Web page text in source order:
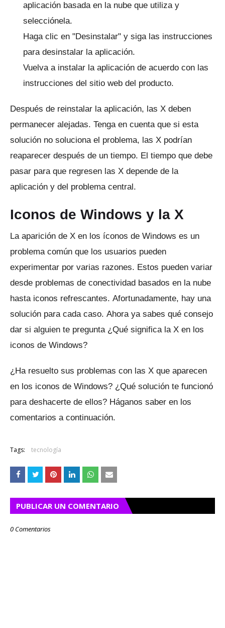
aplicación basada en la nube que utiliza y
selecciónela.
Haga clic en "Desinstalar" y siga las instrucciones
para desinstalar la aplicación.
Vuelva a instalar la aplicación de acuerdo con las
instrucciones del sitio web del producto.
Después de reinstalar la aplicación, las X deben
permanecer alejadas. Tenga en cuenta que si esta
solución no soluciona el problema, las X podrían
reaparecer después de un tiempo. El tiempo que debe
pasar para que regresen las X depende de la
aplicación y del problema central.
Iconos de Windows y la X
La aparición de X en los íconos de Windows es un
problema común que los usuarios pueden
experimentar por varias razones. Estos pueden variar
desde problemas de conectividad basados ​​en la nube
hasta iconos refrescantes. Afortunadamente, hay una
solución para cada caso. Ahora ya sabes qué consejo
dar si alguien te pregunta ¿Qué significa la X en los
iconos de Windows?
¿Ha resuelto sus problemas con las X que aparecen
en los iconos de Windows? ¿Qué solución te funcionó
para deshacerte de ellos? Háganos saber en los
comentarios a continuación.
Tags: tecnología
PUBLICAR UN COMENTARIO
0 Comentarios